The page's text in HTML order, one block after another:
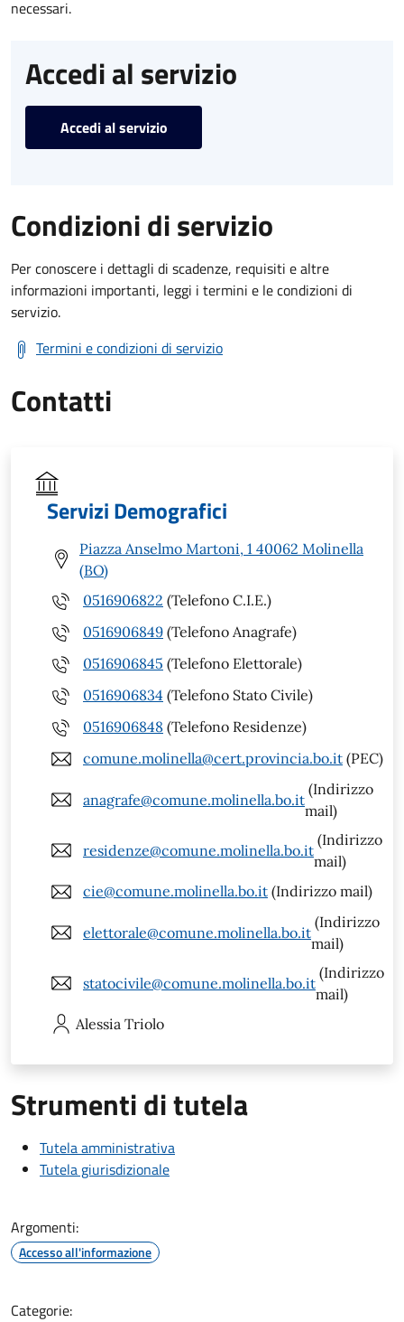
necessari.
Accedi al servizio
Accedi al servizio
Condizioni di servizio
Per conoscere i dettagli di scadenze, requisiti e altre
informazioni importanti, leggi i termini e le condizioni di
servizio.
Termini e condizioni di servizio
Contatti
Servizi Demografici
Piazza Anselmo Martoni, 1 40062 Molinella
(BO)
0516906822 (Telefono C.I.E.)
0516906849 (Telefono Anagrafe)
0516906845 (Telefono Elettorale)
0516906834 (Telefono Stato Civile)
0516906848 (Telefono Residenze)
comune.molinella@cert.provincia.bo.it (PEC)
anagrafe@comune.molinella.bo.it
(Indirizzo
mail)
residenze@comune.molinella.bo.it
(Indirizzo
mail)
cie@comune.molinella.bo.it (Indirizzo mail)
elettorale@comune.molinella.bo.it
(Indirizzo
mail)
statocivile@comune.molinella.bo.it
(Indirizzo
mail)
Alessia Triolo
Strumenti di tutela
Tutela amministrativa
Tutela giurisdizionale
Argomenti:
Accesso all'informazione
Categorie: